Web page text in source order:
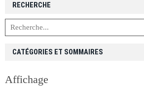
RECHERCHE
CATÉGORIES ET SOMMAIRES
Affichage